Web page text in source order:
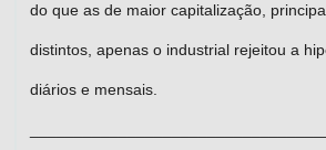
do que as de maior capitalização,
distintos, apenas o industrial rejeitou a
diários e mensais.